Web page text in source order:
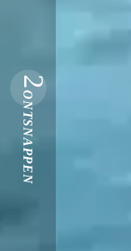
2
ONTSNAPPEN